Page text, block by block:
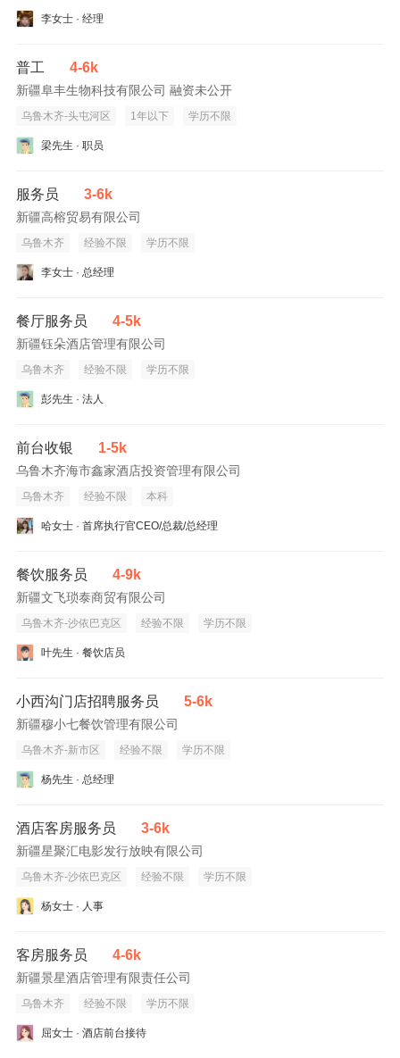
李女士 · 经理
普工 4-6k
新疆阜丰生物科技有限公司 融资未公开
乌鲁木齐-头屯河区 1年以下 学历不限
梁先生 · 职员
服务员 3-6k
新疆高榕贸易有限公司
乌鲁木齐 经验不限 学历不限
李女士 · 总经理
餐厅服务员 4-5k
新疆钰朵酒店管理有限公司
乌鲁木齐 经验不限 学历不限
彭先生 · 法人
前台收银 1-5k
乌鲁木齐海市鑫家酒店投资管理有限公司
乌鲁木齐 经验不限 本科
哈女士 · 首席执行官CEO/总裁/总经理
餐饮服务员 4-9k
新疆文飞琐泰商贸有限公司
乌鲁木齐-沙依巴克区 经验不限 学历不限
叶先生 · 餐饮店员
小西沟门店招聘服务员 5-6k
新疆穆小七餐饮管理有限公司
乌鲁木齐-新市区 经验不限 学历不限
杨先生 · 总经理
酒店客房服务员 3-6k
新疆星聚汇电影发行放映有限公司
乌鲁木齐-沙依巴克区 经验不限 学历不限
杨女士 · 人事
客房服务员 4-6k
新疆景星酒店管理有限责任公司
乌鲁木齐 经验不限 学历不限
屈女士 · 酒店前台接待